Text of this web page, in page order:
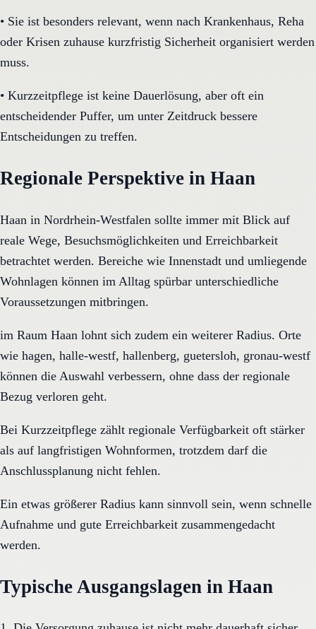
• Sie ist besonders relevant, wenn nach Krankenhaus, Reha
oder Krisen zuhause kurzfristig Sicherheit organisiert werden
muss.
• Kurzzeitpflege ist keine Dauerlösung, aber oft ein
entscheidender Puffer, um unter Zeitdruck bessere
Entscheidungen zu treffen.
Regionale Perspektive in Haan
Haan in Nordrhein-Westfalen sollte immer mit Blick auf
reale Wege, Besuchsmöglichkeiten und Erreichbarkeit
betrachtet werden. Bereiche wie Innenstadt und umliegende
Wohnlagen können im Alltag spürbar unterschiedliche
Voraussetzungen mitbringen.
im Raum Haan lohnt sich zudem ein weiterer Radius. Orte
wie hagen, halle-westf, hallenberg, guetersloh, gronau-westf
können die Auswahl verbessern, ohne dass der regionale
Bezug verloren geht.
Bei Kurzzeitpflege zählt regionale Verfügbarkeit oft stärker
als auf langfristigen Wohnformen, trotzdem darf die
Anschlussplanung nicht fehlen.
Ein etwas größerer Radius kann sinnvoll sein, wenn schnelle
Aufnahme und gute Erreichbarkeit zusammengedacht
werden.
Typische Ausgangslagen in Haan